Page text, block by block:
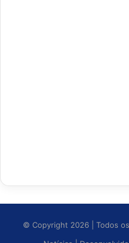
© Copyright 2026 | Todos